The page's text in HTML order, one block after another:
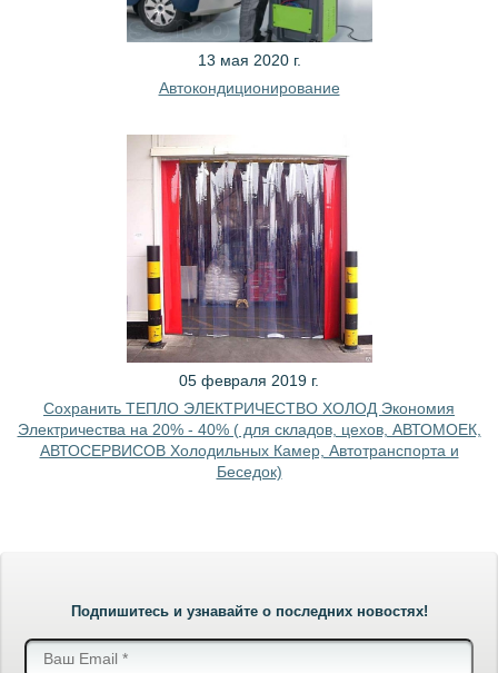
13 мая 2020 г.
Автокондиционирование
05 февраля 2019 г.
Сохранить ТЕПЛО ЭЛЕКТРИЧЕСТВО ХОЛОД Экономия
Электричества на 20% - 40% ( для складов, цехов, АВТОМОЕК,
АВТОСЕРВИСОВ Холодильных Камер, Автотранспорта и
Беседок)
Подпишитесь и узнавайте о последних новостях!